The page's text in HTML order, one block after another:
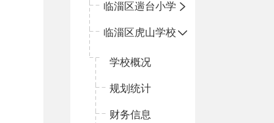
临淄区遄台小学
临淄区虎山学校
学校概况
规划统计
财务信息